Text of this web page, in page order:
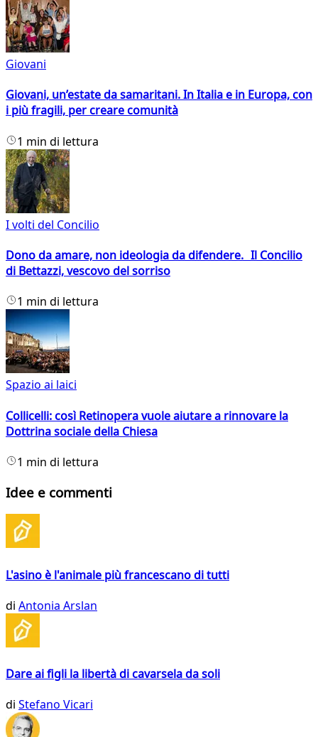
Giovani
Giovani, un’estate da samaritani. In Italia e in Europa, con
i più fragili, per creare comunità
1 min di lettura
I volti del Concilio
Dono da amare, non ideologia da difendere. Il Concilio
di Bettazzi, vescovo del sorriso
1 min di lettura
Spazio ai laici
Collicelli: così Retinopera vuole aiutare a rinnovare la
Dottrina sociale della Chiesa
1 min di lettura
Idee e commenti
L'asino è l'animale più francescano di tutti
di Antonia Arslan
Dare ai figli la libertà di cavarsela da soli
di Stefano Vicari